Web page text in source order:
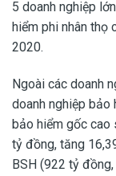
5 doanh nghiệp
hiểm phi nhân thọ
2020.
Ngoài các doanh
doanh nghiệp bảo
bảo hiểm gốc cao
tỷ đồng, tăng
BSH (922 tỷ